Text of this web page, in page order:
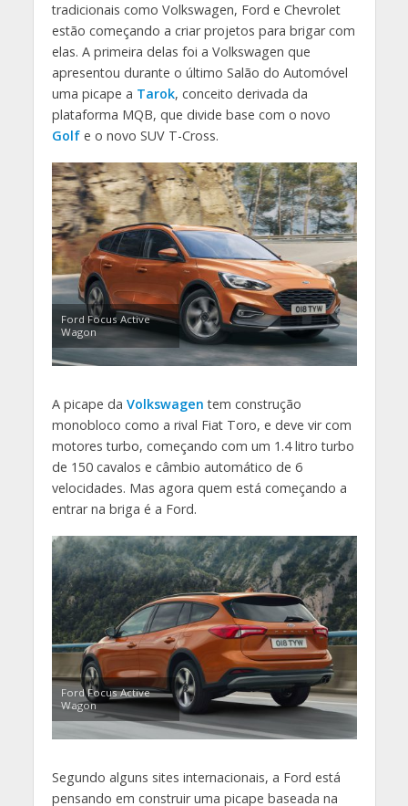
tradicionais como Volkswagen, Ford e Chevrolet
estão começando a criar projetos para brigar com
elas. A primeira delas foi a Volkswagen que
apresentou durante o último Salão do Automóvel
uma picape a Tarok, conceito derivada da
plataforma MQB, que divide base com o novo
Golf e o novo SUV T-Cross.
Ford Focus Active
Wagon
A picape da Volkswagen tem construção
monobloco como a rival Fiat Toro, e deve vir com
motores turbo, começando com um 1.4 litro turbo
de 150 cavalos e câmbio automático de 6
velocidades. Mas agora quem está começando a
entrar na briga é a Ford.
Ford Focus Active
Wagon
Segundo alguns sites internacionais, a Ford está
pensando em construir uma picape baseada na